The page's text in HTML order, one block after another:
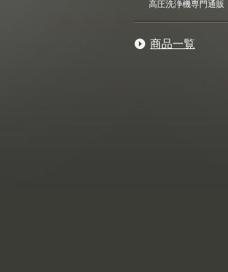
高圧洗浄機専門通販
商品一覧